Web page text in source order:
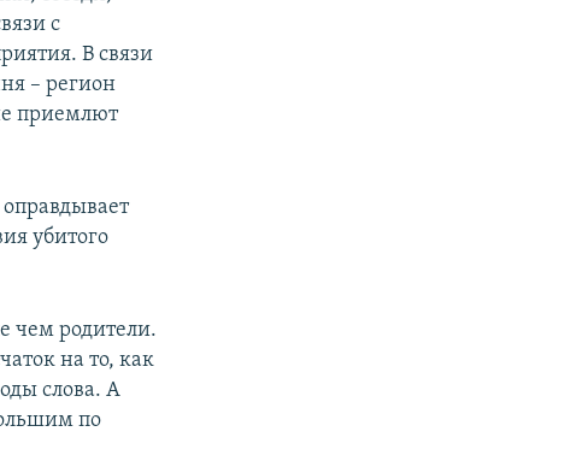
с
В связи
– регион
приемлют
убитого
чем родители.
на то, как
слова. А
по